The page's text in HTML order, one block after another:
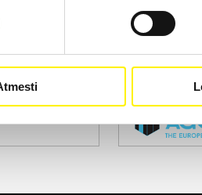
Projekto